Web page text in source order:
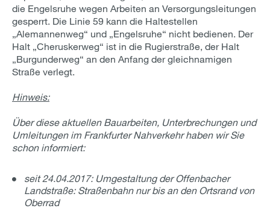
die Engelsruhe wegen Arbeiten an Versorgungsleitungen
gesperrt. Die Linie 59 kann die Haltestellen
„Alemannenweg“ und „Engelsruhe“ nicht bedienen. Der
Halt „Cheruskerweg“ ist in die Rugierstraße, der Halt
„Burgunderweg“ an den Anfang der gleichnamigen
Straße verlegt.
Hinweis:
Über diese aktuellen Bauarbeiten, Unterbrechungen und
Umleitungen im Frankfurter Nahverkehr haben wir Sie
schon informiert:
seit 24.04.2017: Umgestaltung der Offenbacher
Landstraße: Straßenbahn nur bis an den Ortsrand von
Oberrad